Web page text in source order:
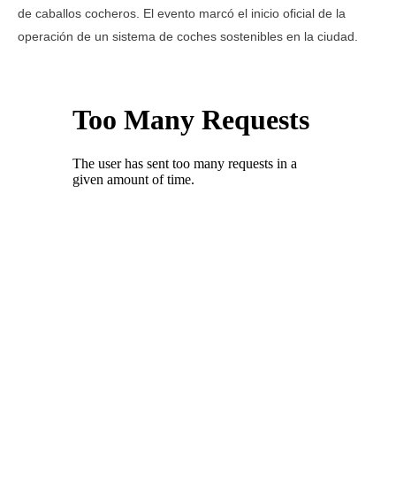
de caballos cocheros. El evento marcó el inicio oficial de la
operación de un sistema de coches sostenibles en la ciudad.